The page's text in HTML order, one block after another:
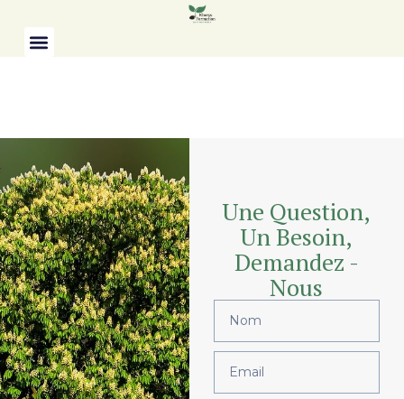
Une Question,
Un Besoin,
Demandez -
Nous